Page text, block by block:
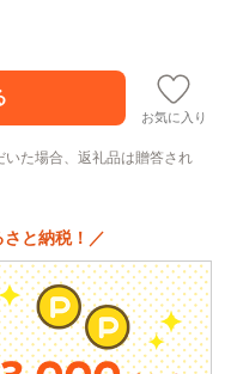
お気に入り
た場合、返礼品は贈答され
と納税！／